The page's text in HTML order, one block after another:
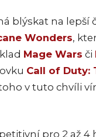
blýskat na lepší
Wonders,
Mage Wars či
Call of Duty:
v tuto chvíli
pro 2 až 4